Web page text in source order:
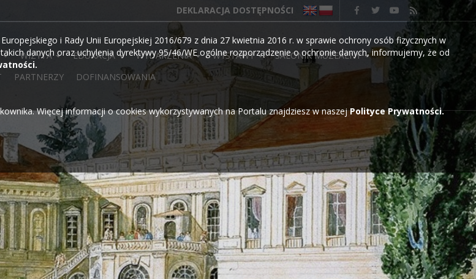
DEKLARACJA DOSTĘPNOŚCI
WIZYTA EDUKACJA WYDARZENIA WYSTAWY
SALONIK MUZEALNY
PARTNERZY DOFINANSOWANIA
i Rady Unii Europejskiej 2016/679 z dnia 27 kwietnia 2016 r. w sprawie ochrony osób fizycznych w
danych oraz uchylenia dyrektywy 95/46/WE ogólne rozporządzenie o ochronie danych, informujemy, że od
Więcej informacji o cookies wykorzystywanych na Portalu znajdziesz w naszejPolityce Prywatności.